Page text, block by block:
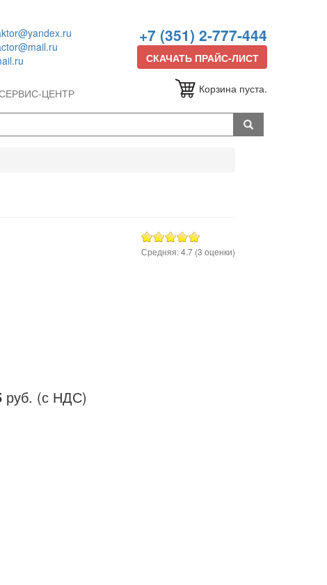
+7 (351) 2-777-444
СКАЧАТЬ ПРАЙС-ЛИСТ
ЦЕНТР Корзина пуста.
руб. (с НДС)
Средняя:4.7 (3 оценки)